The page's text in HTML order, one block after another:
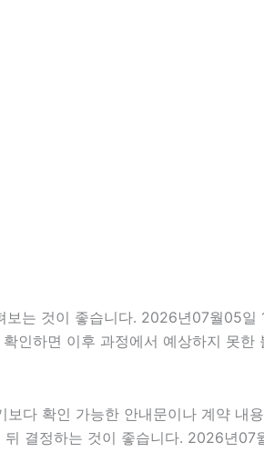
는 것이 좋습니다. 2026년07월05
인하면 이후 과정에서 예상하지 못한
다 확인 가능한 안내문이나 계약 내
결정하는 것이 좋습니다. 2026년07